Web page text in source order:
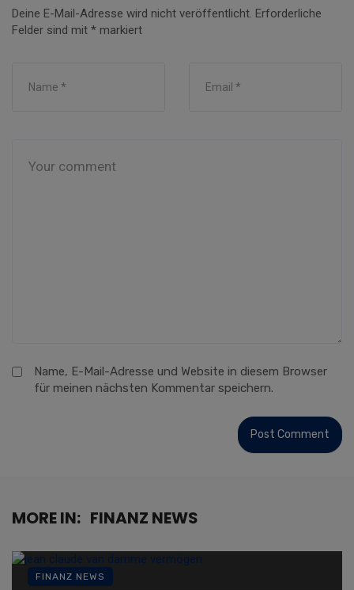
Deine E-Mail-Adresse wird nicht veröffentlicht. Erforderliche
Felder sind mit * markiert
Name, E-Mail-Adresse und Website in diesem Browser
für meinen nächsten Kommentar speichern.
MORE IN: FINANZ NEWS
FINANZ NEWS